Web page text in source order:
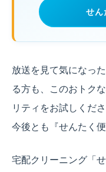
せん
放送を見て気になっ
る方も、このおトク
リティをお試しくださ
今後とも『せんたく
宅配クリーニング「